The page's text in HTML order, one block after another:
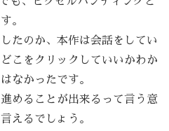
。
たのか、本作は会話をしてい
こをクリックしていいかわか
なかったです。
めることが出来るって言う意
えるでしょう。